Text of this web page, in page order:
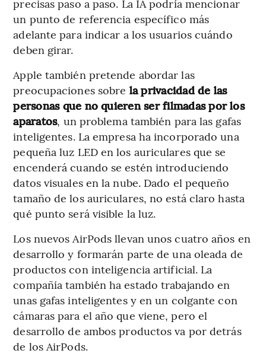
precisas paso a paso. La IA podría mencionar
un punto de referencia específico más
adelante para indicar a los usuarios cuándo
deben girar.
Apple también pretende abordar las
preocupaciones sobre la privacidad de las
personas que no quieren ser filmadas por los
aparatos, un problema también para las gafas
inteligentes. La empresa ha incorporado una
pequeña luz LED en los auriculares que se
encenderá cuando se estén introduciendo
datos visuales en la nube. Dado el pequeño
tamaño de los auriculares, no está claro hasta
qué punto será visible la luz.
Los nuevos AirPods llevan unos cuatro años en
desarrollo y formarán parte de una oleada de
productos con inteligencia artificial. La
compañía también ha estado trabajando en
unas gafas inteligentes y en un colgante con
cámaras para el año que viene, pero el
desarrollo de ambos productos va por detrás
de los AirPods.